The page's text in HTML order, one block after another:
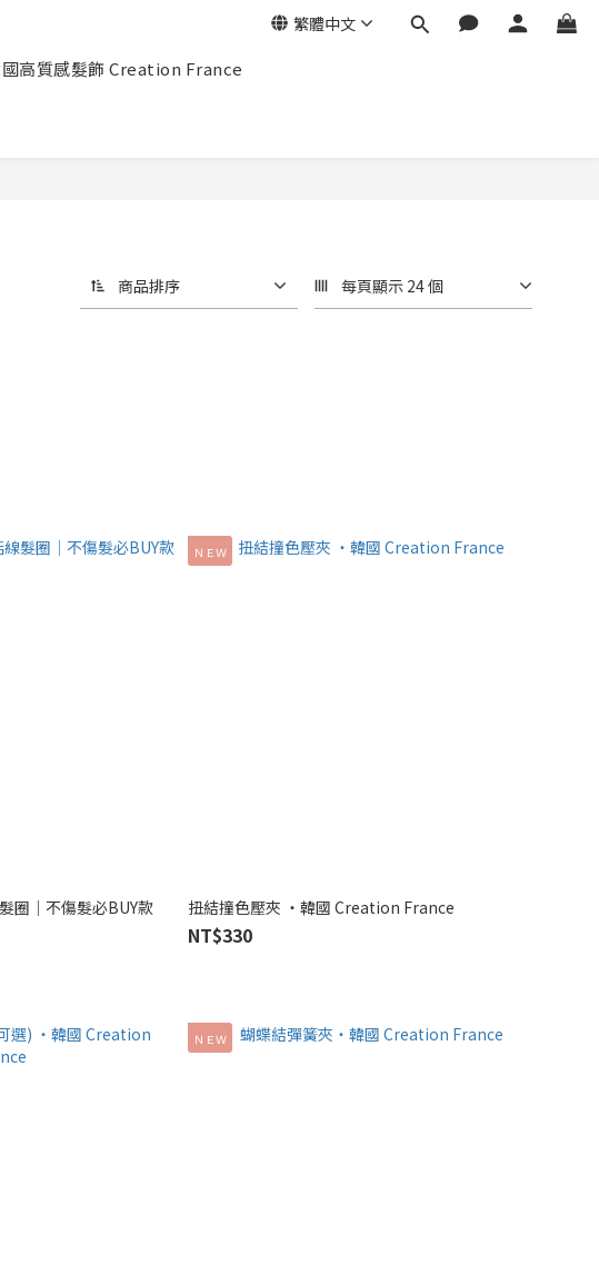
繁體中文
高質感髮飾 Creation France
商品排序 每頁顯示 24 個
圈│不傷髮必BUY款
ＮＥＷ
扭結撞色壓夾 ‧韓國 Creation France
NT$330
ＮＥＷ